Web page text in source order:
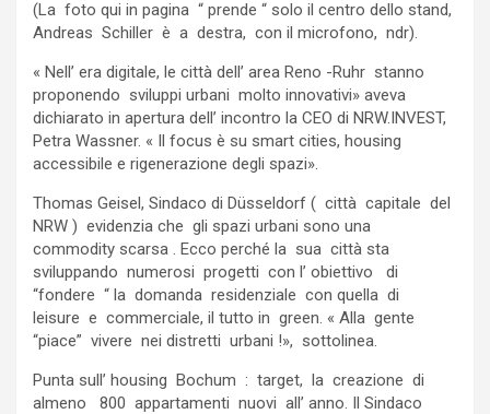
(La foto qui in pagina “ prende “ solo il centro dello stand,
Andreas Schiller è a destra, con il microfono, ndr).
« Nell’ era digitale, le città dell’ area Reno -Ruhr stanno
proponendo sviluppi urbani molto innovativi» aveva
dichiarato in apertura dell’ incontro la CEO di NRW.INVEST,
Petra Wassner. « Il focus è su smart cities, housing
accessibile e rigenerazione degli spazi».
Thomas Geisel, Sindaco di Düsseldorf ( città capitale del
NRW ) evidenzia che gli spazi urbani sono una
commodity scarsa . Ecco perché la sua città sta
sviluppando numerosi progetti con l’ obiettivo di
“fondere “ la domanda residenziale con quella di
leisure e commerciale, il tutto in green. « Alla gente
“piace” vivere nei distretti urbani !», sottolinea.
Punta sull’ housing Bochum : target, la creazione di
almeno 800 appartamenti nuovi all’ anno. Il Sindaco